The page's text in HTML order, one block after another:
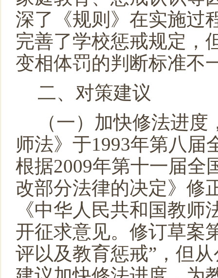
深了《规则》在实施过
完善了学校惩戒规定，
变相体罚的判断标准不
二、对策建议
（一）加快修法进
师法》于1993年第八届
根据2009年第十一届全
改部分法律的决定》修
《中华人民共和国教
开征求意见。修订草案
评以及教育惩戒” ，但